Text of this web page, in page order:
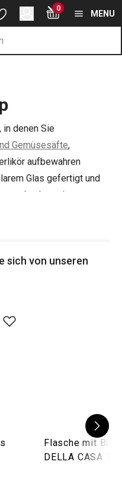
Clip Seite
springen 0
MENU
in denen Sie
Gemüsesäfte,
aufbewahren
Glas gefertigt und
aus hochwertigem
langlebigem
wollen, schauen
an
sich von unseren
Flasche mit
DELLA CASA